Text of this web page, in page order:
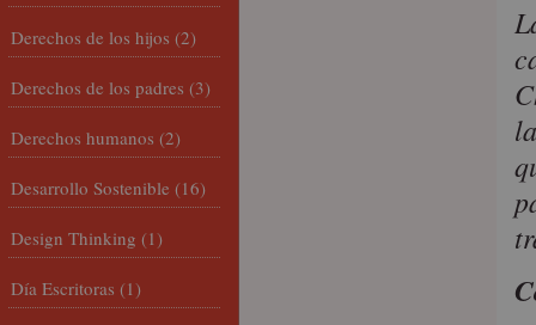
Derechos de los hijos (2)
Derechos de los padres (3)
Derechos humanos (2)
Desarrollo Sostenible (16)
Design Thinking (1)
Día Escritoras (1)